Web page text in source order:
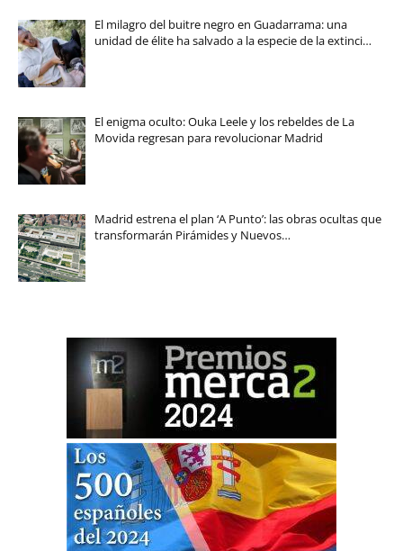
El milagro del buitre negro en Guadarrama: una
unidad de élite ha salvado a la especie de la extinci…
El enigma oculto: Ouka Leele y los rebeldes de La
Movida regresan para revolucionar Madrid
Madrid estrena el plan ‘A Punto’: las obras ocultas que
transformarán Pirámides y Nuevos…